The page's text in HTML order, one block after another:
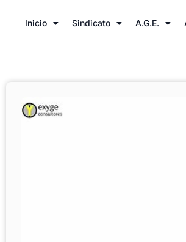
Inicio Sindicato A.G.E.